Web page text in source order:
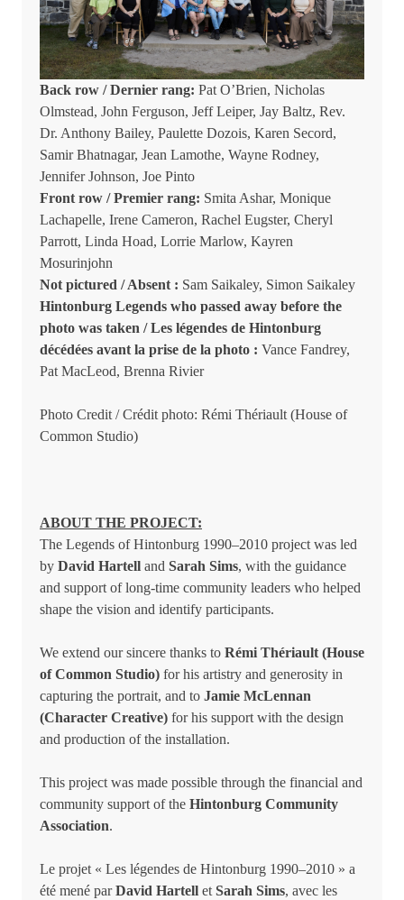
Back row / Dernier rang: Pat O’Brien, Nicholas
Olmstead, John Ferguson, Jeff Leiper, Jay Baltz, Rev.
Dr. Anthony Bailey, Paulette Dozois, Karen Secord,
Samir Bhatnagar, Jean Lamothe, Wayne Rodney,
Jennifer Johnson, Joe Pinto
Front row / Premier rang: Smita Ashar, Monique
Lachapelle, Irene Cameron, Rachel Eugster, Cheryl
Parrott, Linda Hoad, Lorrie Marlow, Kayren
Mosurinjohn
Not pictured / Absent : Sam Saikaley, Simon Saikaley
Hintonburg Legends who passed away before the
photo was taken / Les légendes de Hintonburg
décédées avant la prise de la photo : Vance Fandrey,
Pat MacLeod, Brenna Rivier
Photo Credit / Crédit photo: Rémi Thériault (House of
Common Studio)
ABOUT THE PROJECT:
The Legends of Hintonburg 1990–2010 project was led
by David Hartell and Sarah Sims, with the guidance
and support of long-time community leaders who helped
shape the vision and identify participants.
We extend our sincere thanks to Rémi Thériault (House
of Common Studio) for his artistry and generosity in
capturing the portrait, and to Jamie McLennan
(Character Creative) for his support with the design
and production of the installation.
This project was made possible through the financial and
community support of the Hintonburg Community
Association.
Le projet « Les légendes de Hintonburg 1990–2010 » a
été mené parDavid Hartell et Sarah Sims, avec les